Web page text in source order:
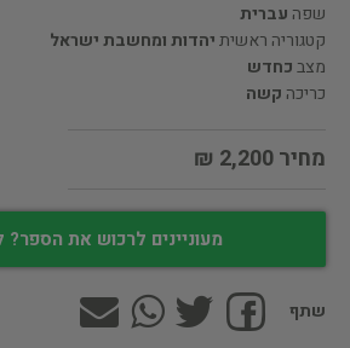
שפה עברית
קטגוריה ראשיתיהדות ומחשבת ישראל
מצבכחדש
כריכה קשה
מחיר 2,200 ₪
מעוניינים לרכוש את הספר?
שתף